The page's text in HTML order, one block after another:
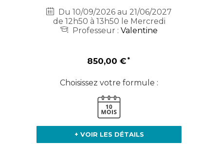
Du 10/09/2026 au 21/06/2027
de 12h50 à 13h50 le Mercredi
Professeur : Valentine
850,00 €
Choisissez votre formule :
+ VOIR LES DÉTAILS